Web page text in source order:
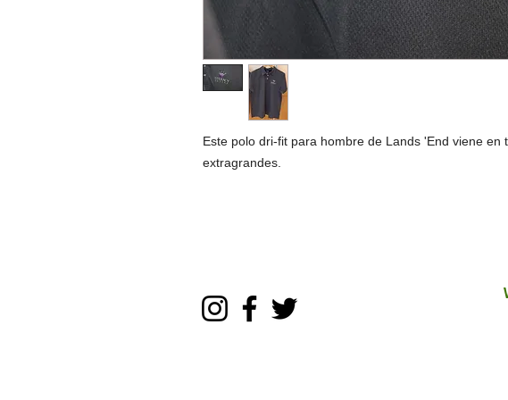
Este polo dri-fit para hombre de Lands 'End viene en
extragrandes.